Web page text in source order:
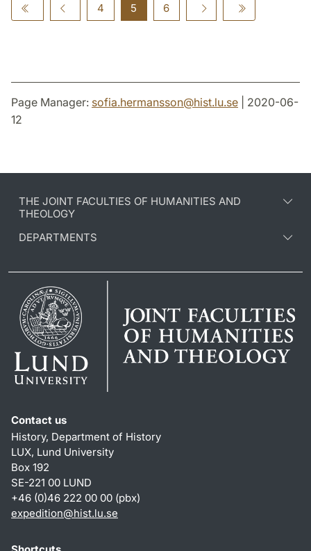
4 5 6
Page Manager: sofia.hermansson@hist.lu.se | 2020-06-
12
THE JOINT FACULTIES OF HUMANITIES AND
THEOLOGY
DEPARTMENTS
Contact us
History, Department of History
LUX, Lund University
Box 192
SE-221 00 LUND
+46 (0)46 222 00 00 (pbx)
expedition@hist.lu.se